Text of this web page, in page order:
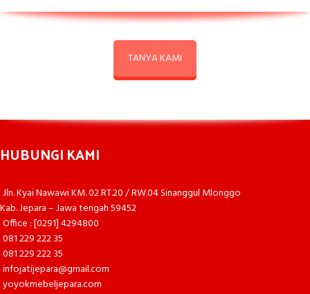
TANYA KAMI
HUBUNGI KAMI
Jln. Kyai Nawawi KM. 02 RT.20 / RW.04 Sinanggul Mlonggo
Kab. Jepara – Jawa tengah 59452
Office : [0291] 4294800
081 229 222 35
081 229 222 35
infojatijepara@gmail.com
yoyokmebeljepara.com